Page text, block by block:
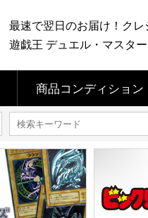
最速で翌日のお届け！クレ
遊戯王 デュエル・マスタ
商品コンディション